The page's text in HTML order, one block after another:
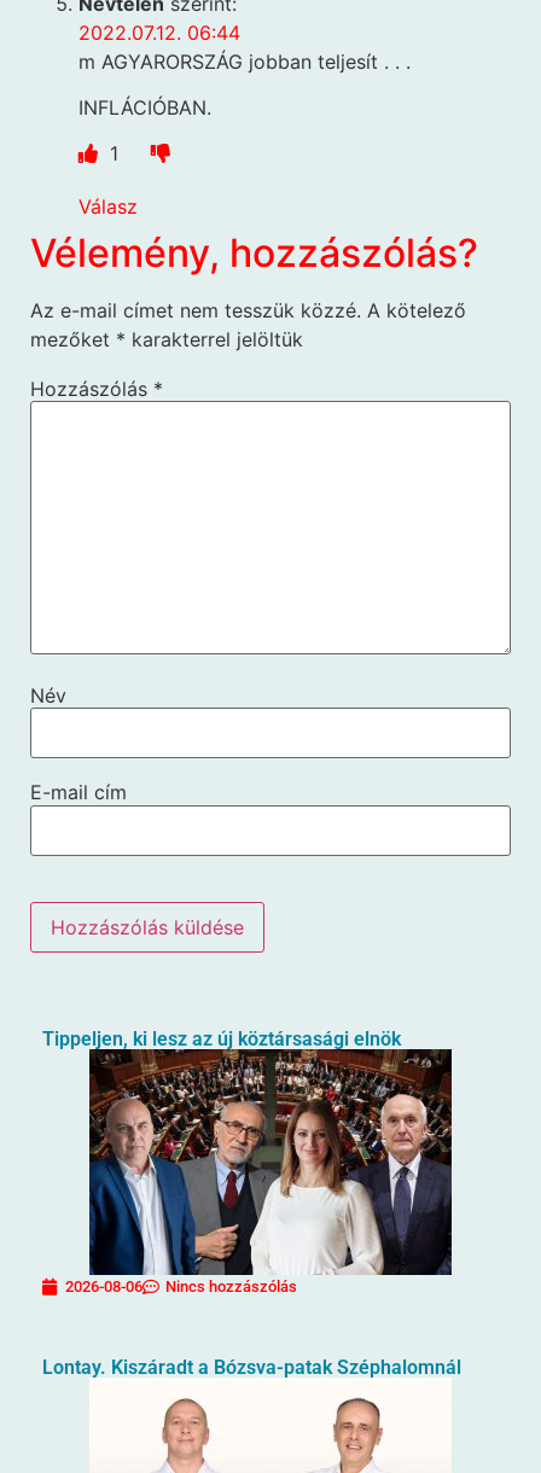
2022.07.12. 06:44
m AGYARORSZÁG jobban teljesít . . .
INFLÁCIÓBAN.
1
Válasz
Vélemény, hozzászólás?
Az e-mail címet nem tesszük közzé. A kötelező
mezőket * karakterrel jelöltük
Hozzászólás *
Név
E-mail cím
Tippeljen, ki lesz az új köztársasági elnök
2026-08-06 Nincs hozzászólás
Lontay. Kiszáradt a Bózsva-patak Széphalomnál